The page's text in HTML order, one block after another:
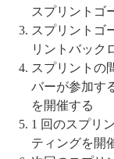
スプリントゴ
スプリントゴ
リントバック
スプリントの
バーが参加す
を開催する
1 回のスプリ
ティングを開